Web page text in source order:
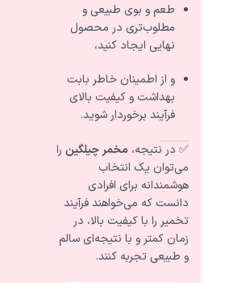
طعم و بوی طبیعی و
مطلوب‌تری در محصول
نهایی ایجاد کنید،
و از اطمینان خاطر بابت
بهداشت و کیفیت بالای
فرآیند برخوردار شوید.
✅ در نتیجه، مخمر چیلگین را
می‌توان یک انتخاب
هوشمندانه برای افرادی
دانست که می‌خواهند فرآیند
تخمیر را با کیفیت بالا، در
زمان کمتر و با نتیجه‌ای سالم
و طبیعی تجربه کنند.